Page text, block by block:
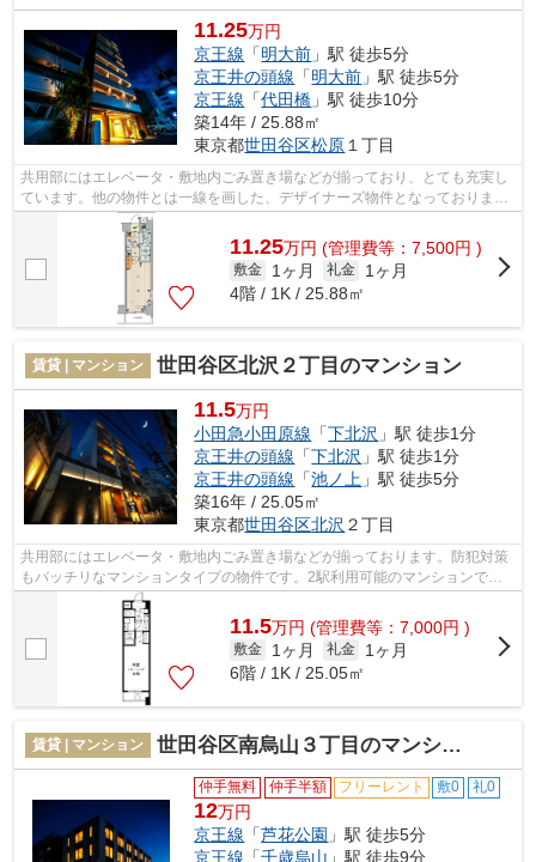
11.25万円
京王線 「明大前 」駅 徒歩5分
京王井の頭線 「明大前 」駅 徒歩5分
京王線 「代田橋 」駅 徒歩10分
築14年 / 25.88㎡
東京都世田谷区松原１丁目
共用部にはエレベータ・敷地内ごみ置き場などが揃っており、とても充実し
ています。他の物件とは一線を画した、デザイナーズ物件となっておりま
す。造りとデザインに関して、自信をも...
11.25万円 (管理費等：7,500円 )
敷金 1ヶ月 礼金
1ヶ月
4階 / 1K / 25.88㎡
賃貸 | マンション 世田谷区北沢２丁目のマンション
11.5万円
小田急小田原線 「下北沢 」駅 徒歩1分
京王井の頭線 「下北沢 」駅 徒歩1分
京王井の頭線 「池ノ上 」駅 徒歩5分
築16年 / 25.05㎡
東京都世田谷区北沢 ２丁目
共用部にはエレベータ・敷地内ごみ置き場などが揃っております。防犯対策
もバッチリなマンションタイプの物件です。2駅利用可能のマンションで
す。通風良好の涼しく気持ちの良い空間を...
11.5万円 (管理費等：7,000円 )
敷金 1ヶ月 礼金
1ヶ月
6階 / 1K / 25.05㎡
賃貸 | マンション 世田谷区南烏山３丁目のマンション
仲手無料 仲手半額 フリーレント 敷0 礼0
12万円
京王線 「芦花公園 」駅 徒歩5分
京王線 「千歳烏山 」駅 徒歩9分